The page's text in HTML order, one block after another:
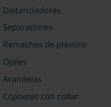
Distanciadores
Separadores
Remaches de plástico
Ojales
Arandelas
Cojinetes con collar